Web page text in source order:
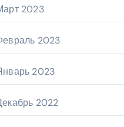
2023
2023
2023
2022